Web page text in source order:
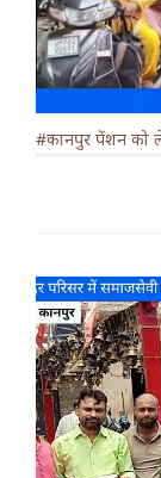
#कानपुर पेंशन को